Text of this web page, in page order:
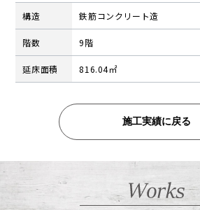
会社の特徴
採用情報
（請求書関係はコチラ）
（請求書用紙ダウンロードはコチラ）
会社案内ダウンロード（PDF）
構造 鉄筋コンクリート造
階数 9階
延床面積 816.04㎡
施工実績に戻る